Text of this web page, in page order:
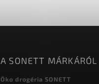
A SONETT MÁRKÁRÓL
Öko drogéria SONETT